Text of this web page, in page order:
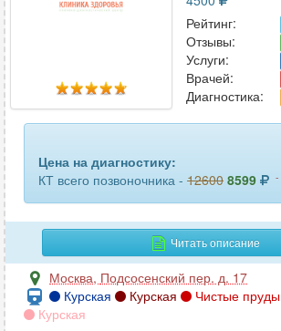
челюсти
шейного отдела позвоночника
щитовидной железы
Рейтинг:
Отзывы:
Услуги:
Врачей:
Диагностика:
Цена на диагностику:
КТ всего позвоночника - 12600 8599 -
Читать описание
Москва, Подсосенский пер. д. 17
Курская
Курская Чистые пруды
Курская